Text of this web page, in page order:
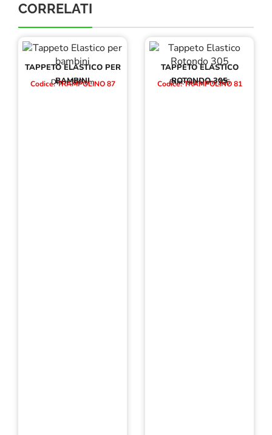
CORRELATI
TAPPETO ELASTICO PER
BAMBINI
Diam 360 cm
Codice: TRAMPOLINO 87
TAPPETO ELASTICO
ROTONDO 305
Dim: diam. cm 305
Codice: TRAMPOLINO 81